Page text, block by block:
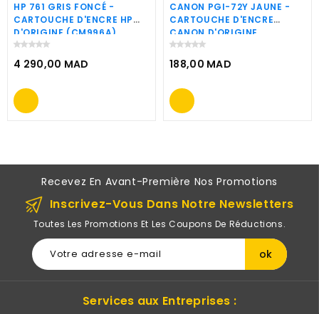
HP 761 GRIS FONCÉ -
CARTOUCHE D'ENCRE HP
D'ORIGINE (CM996A)
4 290,00 MAD
Prix
CANON PGI-72Y JAUNE -
CARTOUCHE D'ENCRE
CANON D'ORIGINE
(6406B001AA)
188,00 MAD
Prix
Recevez En Avant-Première Nos Promotions
Inscrivez-Vous Dans Notre Newsletters
Toutes Les Promotions Et Les Coupons De Réductions.
Services aux Entreprises :